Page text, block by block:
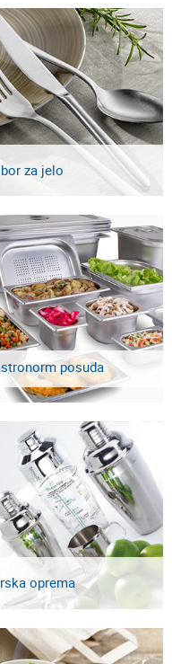
za jelo
posuda
oprema